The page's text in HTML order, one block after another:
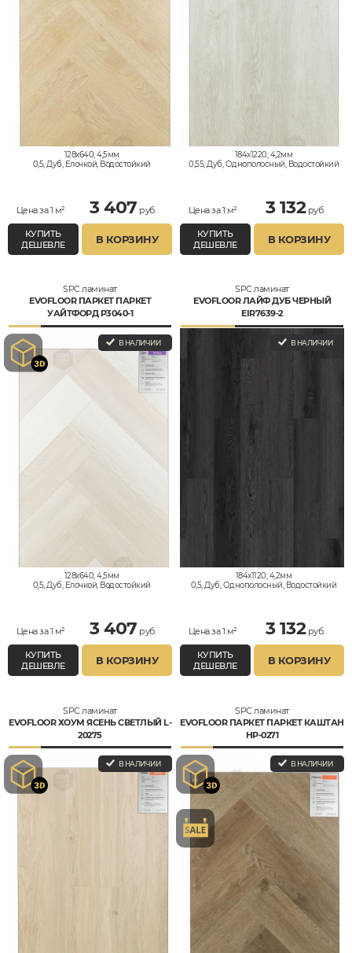
128x640, 4,5мм
0,5, Дуб, Елочкой, Водостойкий
Цена за 1 м² 3 407 руб.
КУПИТЬ
ДЕШЕВЛЕ
В КОРЗИНУ
184x1220, 4,2мм
0,55, Дуб, Однополосный, Водостойкий
Цена за 1 м² 3 132руб.
КУПИТЬ
ДЕШЕВЛЕ
В КОРЗИНУ
SPC ламинат
EVOFLOOR ПАРКЕТ ПАРКЕТ
УАЙТФОРД P3040-1
В НАЛИЧИИ
128x640, 4,5мм
0,5, Дуб, Елочкой, Водостойкий
Цена за 1 м² 3 407 руб.
КУПИТЬ
ДЕШЕВЛЕ
В КОРЗИНУ
SPC ламинат
EVOFLOOR ЛАЙФ ДУБ ЧЕРНЫЙ
EIR7639-2
В НАЛИЧИИ
184x1120, 4,2мм
0,5, Дуб, Однополосный, Водостойкий
Цена за 1 м² 3 132руб.
КУПИТЬ
ДЕШЕВЛЕ
В КОРЗИНУ
SPC ламинат
EVOFLOOR ХОУМ ЯСЕНЬ СВЕТЛЫЙ L-
20275
В НАЛИЧИИ
SPC ламинат
EVOFLOOR ПАРКЕТ ПАРКЕТ КАШТАН
HP-0271
В НАЛИЧИИ